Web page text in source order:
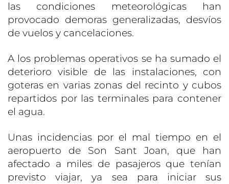
las condiciones meteorológicas han
provocado demoras generalizadas, desvíos
de vuelos y cancelaciones.
A los problemas operativos se ha sumado el
deterioro visible de las instalaciones, con
goteras en varias zonas del recinto y cubos
repartidos por las terminales para contener
el agua.
Unas incidencias por el mal tiempo en el
aeropuerto de Son Sant Joan, que han
afectado a miles de pasajeros que tenían
previsto viajar, ya sea para iniciar sus